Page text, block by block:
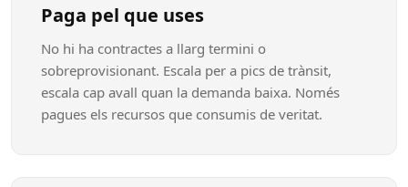
Paga pel que uses
No hi ha contractes a llarg termini o
sobreprovisionant. Escala per a pics de trànsit,
escala cap avall quan la demanda baixa. Només
pagues els recursos que consumis de veritat.